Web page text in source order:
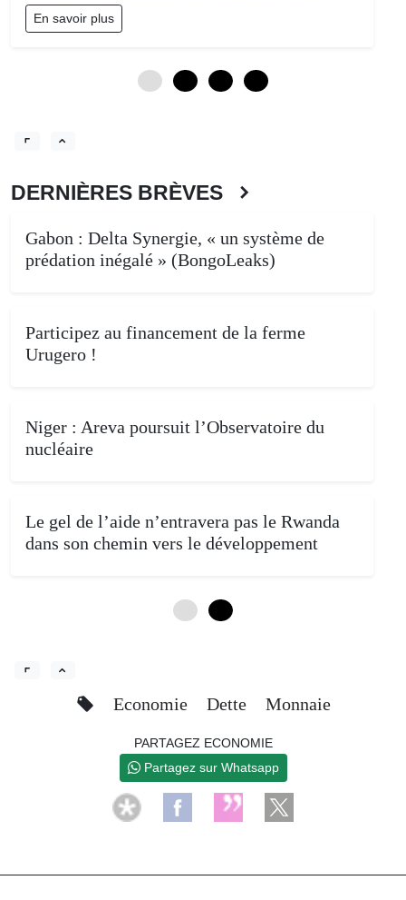
En savoir plus
DERNIÈRES BRÈVES
Gabon : Delta Synergie, « un système de
prédation inégalé » (BongoLeaks)
Participez au financement de la ferme
Urugero !
Niger : Areva poursuit l’Observatoire du
nucléaire
Le gel de l’aide n’entravera pas le Rwanda
dans son chemin vers le développement
Economie Dette Monnaie
PARTAGEZ ECONOMIE
Partagez sur Whatsapp